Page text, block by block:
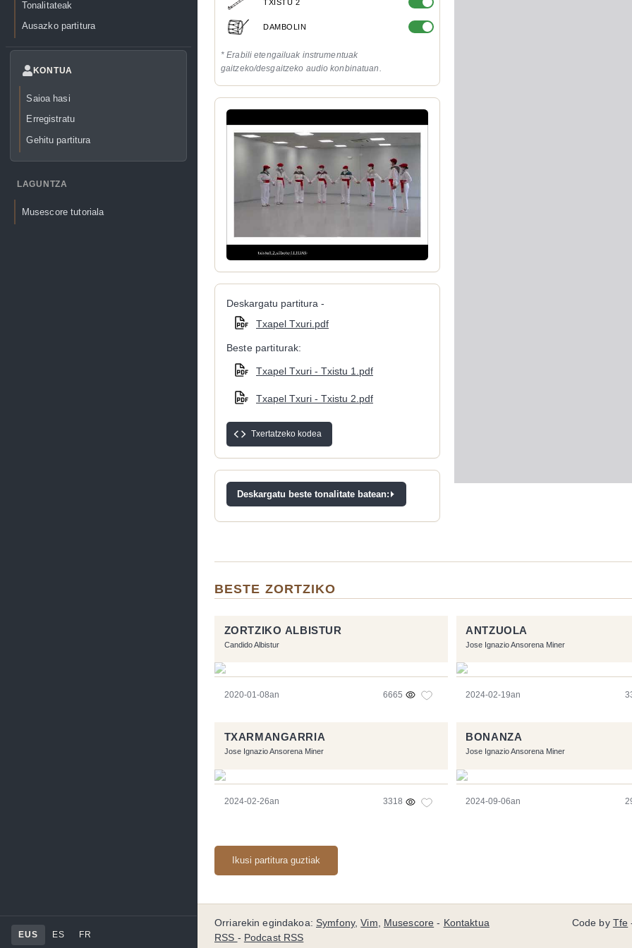
Tonalitateak
Ausazko partitura
KONTUA
Saioa hasi
Erregistratu
Gehitu partitura
LAGUNTZA
Musescore tutoriala
EUS ES FR
TXISTU 2
DAMBOLIN
* Erabili etengailuak instrumentuak
gaitzeko/desgaitzeko audio konbinatuan.
Deskargatu partitura -
Txapel Txuri.pdf
Beste partiturak:
Txapel Txuri - Txistu 1.pdf
Txapel Txuri - Txistu 2.pdf
Txertatzeko kodea
Deskargatu beste tonalitate batean:
BESTE ZORTZIKO
ZORTZIKO ALBISTUR
Candido Albistur
2020-01-08an 6665
ANTZUOLA
Jose Ignazio Ansorena Miner
2024-02-19an
TXARMANGARRIA
Jose Ignazio Ansorena Miner
2024-02-26an 3318
BONANZA
Jose Ignazio Ansorena Miner
2024-09-06an
Ikusi partitura guztiak
Orriarekin egindakoa: Symfony,Vim, Musescore - Kontaktua Code by Tfe
RSS - Podcast RSS